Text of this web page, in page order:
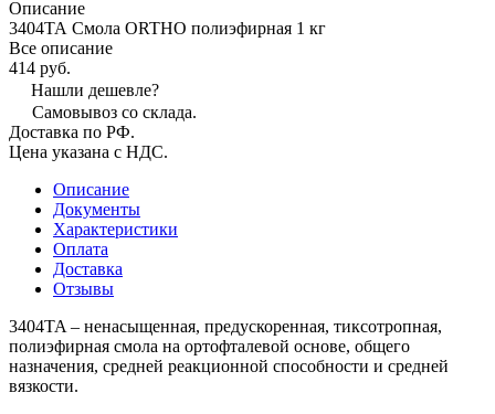
Описание
3404ТА Смола ORTHO полиэфирная 1 кг
Все описание
414 руб.
Нашли дешевле?
Самовывоз со склада.
Доставка по РФ.
Цена указана с НДС.
Описание
Документы
Характеристики
Оплата
Доставка
Отзывы
3404TA – ненасыщенная, предускоренная, тиксотропная,
полиэфирная смола на ортофталевой основе, общего
назначения, средней реакционной способности и средней
вязкости.